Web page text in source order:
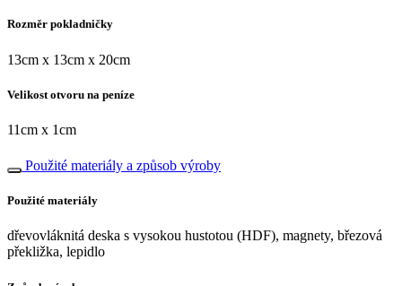
Rozměr pokladničky
13cm x 13cm x 20cm
Velikost otvoru na peníze
11cm x 1cm
Použité materiály a způsob výroby
Použité materiály
dřevovláknitá deska s vysokou hustotou (HDF), magnety, březová
překližka, lepidlo